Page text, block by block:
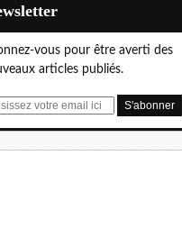
vous pour être averti des
articles publiés.